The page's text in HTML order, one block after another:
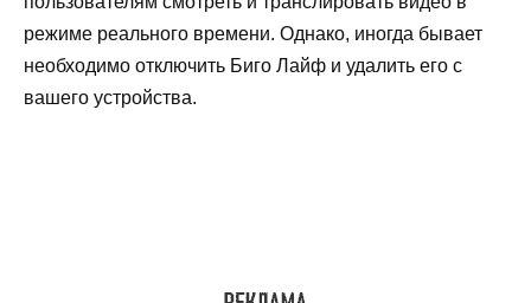
режиме реального времени. Однако, иногда бывает
необходимо отключить Биго Лайф и удалить его с
вашего устройства.